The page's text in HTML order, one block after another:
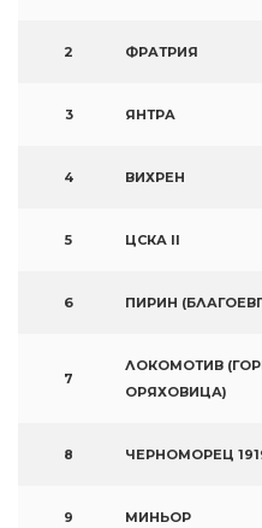
2 ФРАТРИЯ
3 ЯНТРА
4 ВИХРЕН
5 ЦСКА II
6 ПИРИН
7
ЛОКОМОТИВ
ОРЯХОВИЦА)
8 ЧЕРНОМОРЕЦ
9 МИНЬОР